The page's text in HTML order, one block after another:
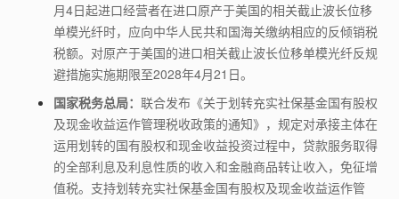
月4日起进口经营者在进口原产于美国的相关截止波长位移
单模光纤时，应向中华人民共和国海关缴纳相应的反倾销税
税额。对原产于美国的进口相关截止波长位移单模光纤反规
避措施实施期限至2028年4月21日。
国家税务总局： 联合发布《关于划转充实社保基金国有股权
及现金收益运作管理税收政策的通知》，规定对承接主体在
运用划转的国有股权和现金收益投资过程中，贷款服务取得
的全部利息及利息性质的收入和金融商品转让收入，免征增
值税。支持划转充实社保基金国有股权及现金收益运作管